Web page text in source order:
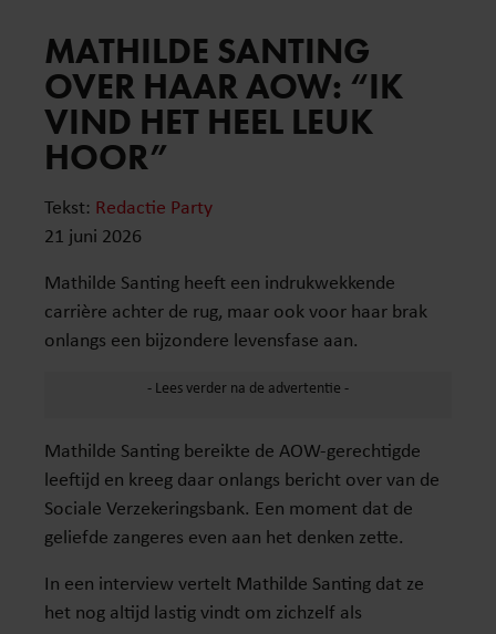
MATHILDE SANTING
OVER HAAR AOW: “IK
VIND HET HEEL LEUK
HOOR”
Tekst: Redactie Party
21 juni 2026
Mathilde Santing heeft een indrukwekkende
carrière achter de rug, maar ook voor haar brak
onlangs een bijzondere levensfase aan.
Mathilde Santing bereikte de AOW-gerechtigde
leeftijd en kreeg daar onlangs bericht over van de
Sociale Verzekeringsbank. Een moment dat de
geliefde zangeres even aan het denken zette.
In een interview vertelt Mathilde Santing dat ze
het nog altijd lastig vindt om zichzelf als